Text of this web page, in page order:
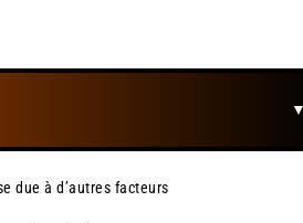
due à d’autres facteurs